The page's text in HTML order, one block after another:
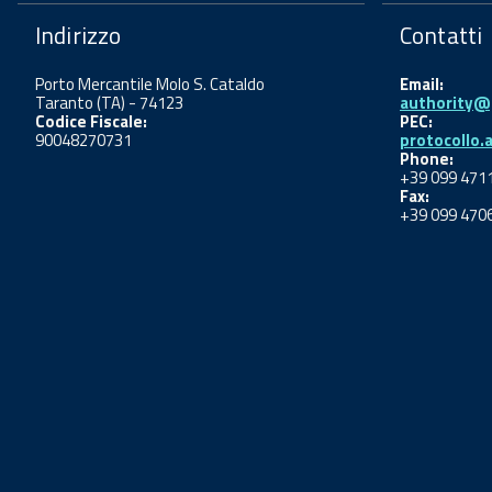
Indirizzo
Porto Mercantile Molo S. Cataldo
Taranto (TA) - 74123
Codice Fiscale:
90048270731
Contatti
Email:
PEC:
Phone:
+39 099
Fax:
+39 099